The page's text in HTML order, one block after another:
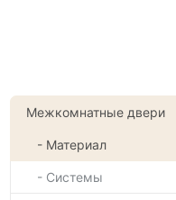
Межкомнатные двери
- Материал
- Системы